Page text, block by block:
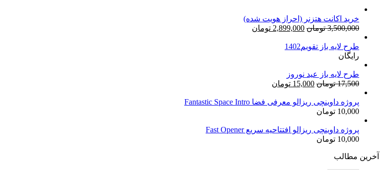
خرید اکانت هتزنر (احراز هویت شده)
3,500,000 تومان قیمت
2,899,000 تومان
طرح لایه باز تقویم1402
رایگان
طرح لایه باز عید نوروز
17,500 تومان قیمت
17,500 تومان
15,000 تومان
15,000 تومان.
پروژه داوینچی ریزالو معرفی فضا Fantastic Space Intro
10,000 تومان
پروژه داوینچی ریزالو افتتاحیه سریع Fast Opener
10,000 تومان
آخرین مطالب